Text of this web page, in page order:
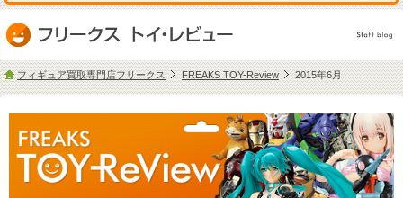
フィギュア買取専門店フリークス FREAKS TOY-Review 2015年6月